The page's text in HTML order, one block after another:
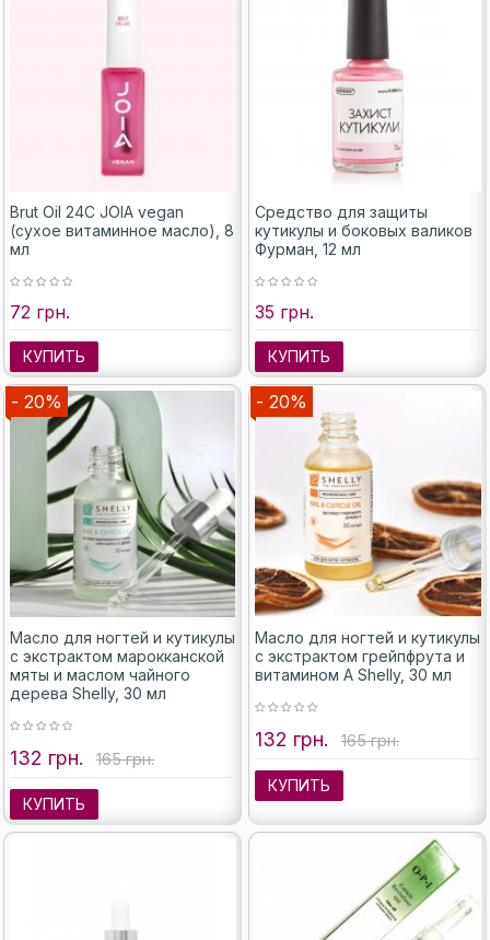
Brut Oil 24С JOIA vegan
(сухое витаминное масло), 8
мл
72 грн.
КУПИТЬ
Средство для защиты
кутикулы и боковых валиков
Фурман, 12 мл
35 грн.
КУПИТЬ
- 20%
Масло для ногтей и кутикулы
с экстрактом марокканской
мяты и маслом чайного
дерева Shelly, 30 мл
132 грн. 165 грн.
КУПИТЬ
- 20%
Масло для ногтей и кутикулы
с экстрактом грейпфрута и
витамином А Shelly, 30 мл
132 грн. 165 грн.
КУПИТЬ